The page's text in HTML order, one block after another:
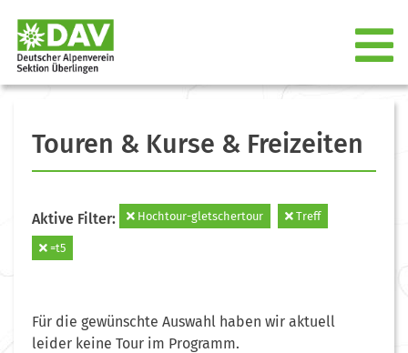
Touren & Kurse & Freizeiten
Aktive Filter: Hochtour-gletschertour Treff
=t5
Für die gewünschte Auswahl haben wir aktuell
leider keine Tour im Programm.